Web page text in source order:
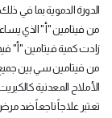
الدورة الدموية بما في
من فيتامين "أ" الذي
زادت كمية فيتامين "أ"
من فيتامين سي بين جميع
الأملاح المعدنية
تعتبر علاجاً ناجعاً ضد